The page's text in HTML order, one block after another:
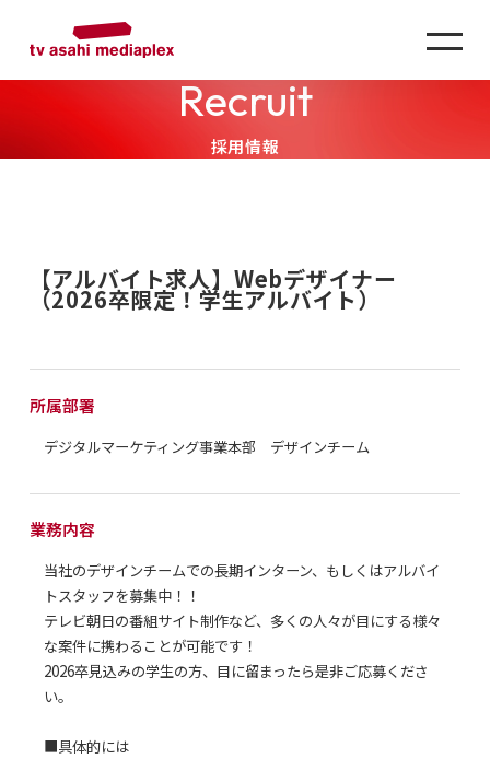
Recruit
採用情報
【アルバイト求人】Webデザイナー
（2026卒限定！学生アルバイト）
所属部署
デジタルマーケティング事業本部 デザインチーム
業務内容
当社のデザインチームでの長期インターン、もしくはアルバイ
トスタッフを募集中！！
テレビ朝日の番組サイト制作など、多くの人々が目にする様々
な案件に携わることが可能です！
2026卒見込みの学生の方、目に留まったら是非ご応募くださ
い。
■具体的には